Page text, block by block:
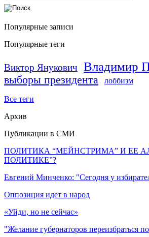
Популярные записи
Популярные теги
Виктор Янукович Владимир
выборы президента лоббизм
Все теги
Архив
Публикации в СМИ
ПОЛИТИКА “МЕЙНСТРИМА” И ЕЕ
ПОЛИТИКЕ”?
Евгений Минченко: "Сегодня у
Оппозиция идет в народ
«Уйди, но не сейчас»
"Желание губернаторов переизбраться